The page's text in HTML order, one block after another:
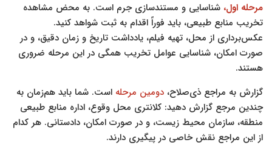
مرحله اول، شناسایی و مستندسازی جرم است. به محض مشاهده
تخریب منابع طبیعی، باید فوراً اقدام به ثبت شواهد کنید.
عکس‌برداری از محل، تهیه فیلم، یادداشت تاریخ و زمان دقیق، و در
صورت امکان، شناسایی عوامل تخریب همگی در این مرحله ضروری
هستند.
گزارش به مراجع ذی‌صلاح، دومین مرحله است. شما باید هم‌زمان به
چندین مرجع گزارش دهید: کلانتری محل وقوع، اداره منابع طبیعی
منطقه، سازمان محیط زیست، و در صورت امکان، دادستانی. هر کدام
از این مراجع نقش خاصی در پیگیری دارند.